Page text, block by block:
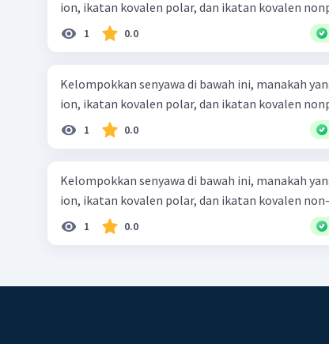
1 0.0
Kelompokkan senyawa di bawah ini, manakah
1 0.0
Kelompokkan senyawa di bawah ini, manakah
1 0.0